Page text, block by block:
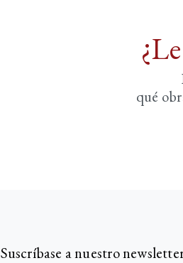
qué
Suscríbase a nuestro